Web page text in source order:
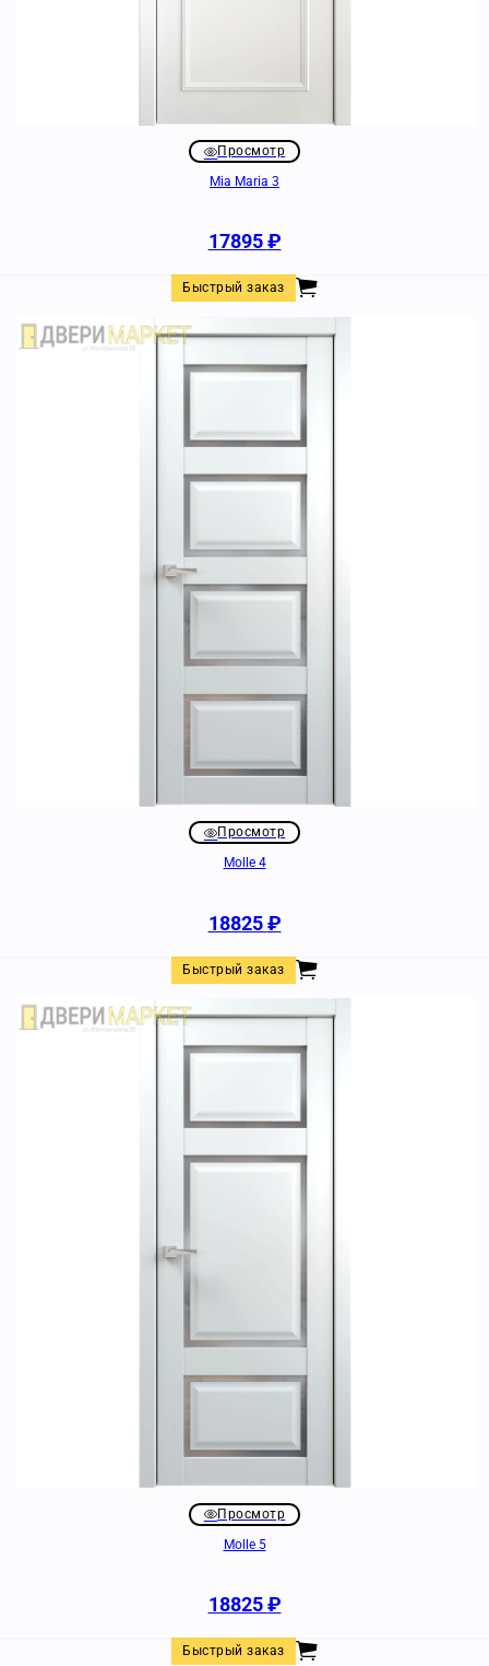
Просмотр
Mia Maria 3
17895₽
Быстрый заказ
Просмотр
Molle 4
18825₽
Быстрый заказ
Просмотр
Molle 5
18825₽
Быстрый заказ